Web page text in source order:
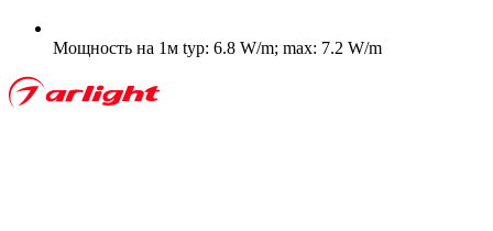
Мощность на 1м typ: 6.8 W/m; max: 7.2 W/m